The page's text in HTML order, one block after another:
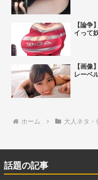
【論争
イって
【画像
レーベ
ホーム 大人ネタ・
話題の記事